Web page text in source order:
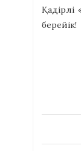
берейік!